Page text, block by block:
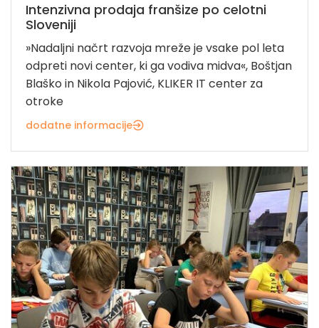
Intenzivna prodaja franšize po celotni
Sloveniji
»Nadaljni načrt razvoja mreže je vsake pol leta
odpreti novi center, ki ga vodiva midva«, Boštjan
Blaško in Nikola Pajović, KLIKER IT center za
otroke
dodatne informacije